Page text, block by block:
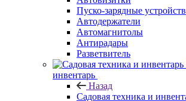
Пуско-зарядные
Автодержатели
Автомагнитолы
Антирадары
Разветвитель
инвентарь
Назад
Садовая техника и